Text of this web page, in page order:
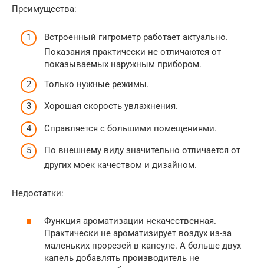
Преимущества:
Встроенный гигрометр работает актуально.
Показания практически не отличаются от
показываемых наружным прибором.
Только нужные режимы.
Хорошая скорость увлажнения.
Справляется с большими помещениями.
По внешнему виду значительно отличается от
других моек качеством и дизайном.
Недостатки:
Функция ароматизации некачественная.
Практически не ароматизирует воздух из-за
маленьких прорезей в капсуле. А больше двух
капель добавлять производитель не